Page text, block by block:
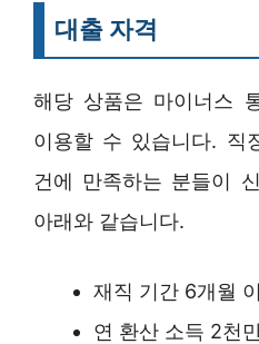
대출 자격
해당 상품은 마이너스
이용할 수 있습니다. 직
건에 만족하는 분들이
아래와 같습니다.
재직 기간 6개월
연 환산 소득 2천